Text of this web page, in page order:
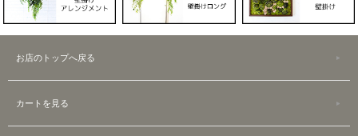
お店のトップへ戻る
カートを見る